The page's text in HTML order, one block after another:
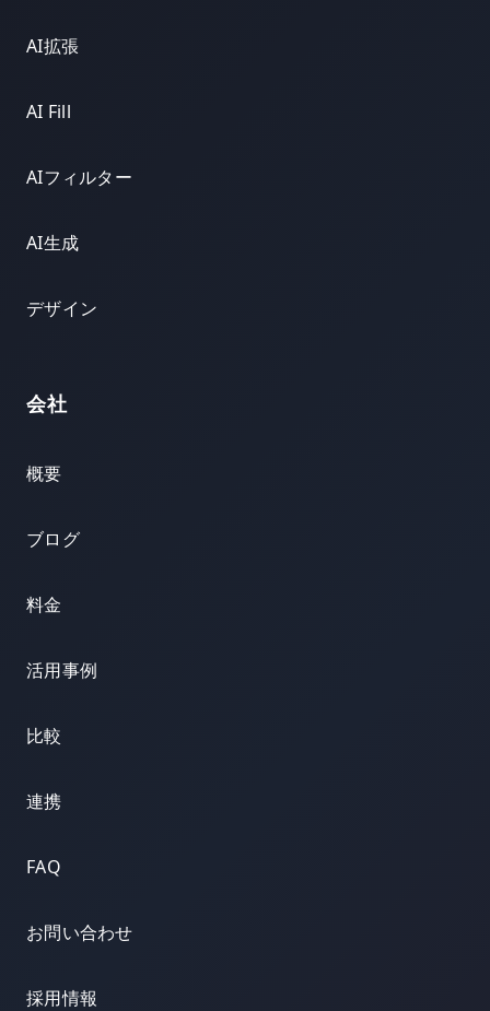
AI拡張
AI Fill
AIフィルター
AI生成
デザイン
会社
概要
ブログ
料金
活用事例
比較
連携
FAQ
お問い合わせ
採用情報